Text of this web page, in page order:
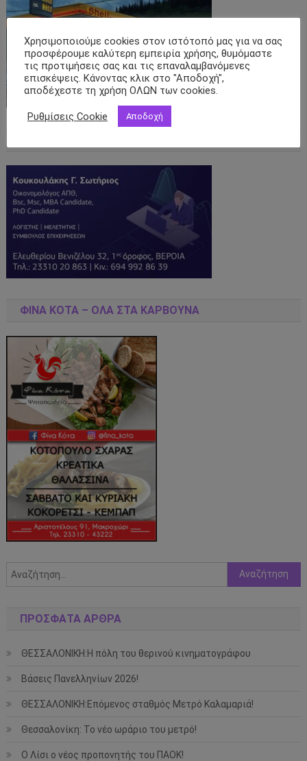
ΦΊΝΑ ΚΌΤΑ – ΌΛΑ ΣΤΑ ΚΆΡΒΟΥΝΑ
Αναζήτηση
για:
ΠΡΌΣΦΑΤΑ ΆΡΘΡΑ
ΘΕΣΣΑΛΟΝΙΚΗ:Η πόλη του θερινού κινηματογράφου
Βάσεις Πανελληνίων 2026!
ΘΕΣΣΑΛΟΝΙΚΗ:Επόμενος σταθμός Μετρό Καλαμαριά!
Θεσσαλονίκη: Το νέο ωράριο του μετρό!
Ο Λίσι ο νέος προπονητής του ΠΑΟΚ!
Χρησιμοποιούμε cookies στον ιστότοπό μας για να σας
προσφέρουμε καλύτερη εμπειρία χρήσης, θυμόμαστε
τις προτιμήσεις σας και τις επαναλαμβανόμενες
επισκέψεις. Κάνοντας κλικ στο "Αποδοχή",
αποδέχεστε τη χρήση ΟΛΩΝ των cookies.
Ρυθμίσεις Cookie Αποδοχή